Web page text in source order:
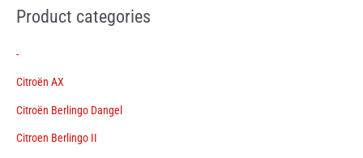
Product categories
-
Citroën AX
Citroën Berlingo Dangel
Citroen Berlingo II